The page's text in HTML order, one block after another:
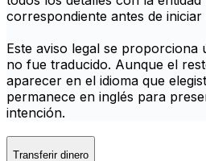
correspondiente antes de
Este aviso legal se proporciona
no fue traducido. Aunque el
aparecer en el idioma que
permanece en inglés para
intención.
Transferir dinero